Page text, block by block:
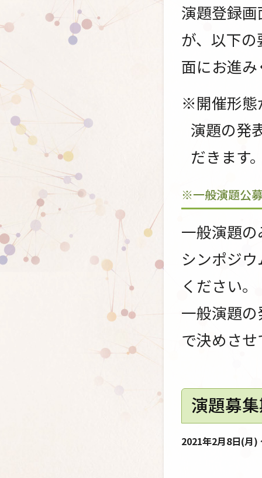
演題登録
が、以下
面にお進
※開催形態
演題の発
だきます
※一般演題公
一般演題
シンポジ
ください。
一般演題
で決めさ
演題募
2021年2月8日(月